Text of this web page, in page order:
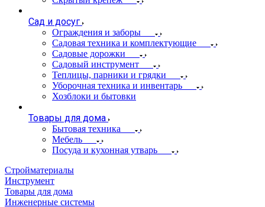
Сад и досуг
Ограждения и заборы
Садовая техника и комплектующие
Садовые дорожки
Садовый инструмент
Теплицы, парники и грядки
Уборочная техника и инвентарь
Хозблоки и бытовки
Товары для дома
Бытовая техника
Мебель
Посуда и кухонная утварь
Стройматериалы
Инструмент
Товары для дома
Инженерные системы